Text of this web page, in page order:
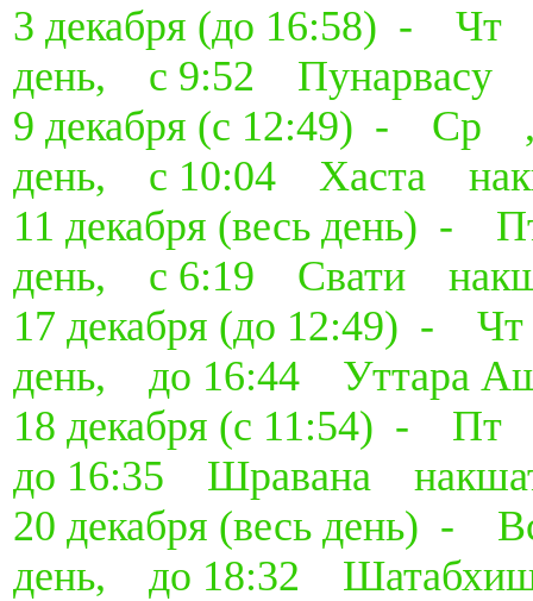
3 декабря (до 16:58) -
день, с 9:52 Пунарвасу
9 декабря (с 12:49) -
день, с 10:04 Хаста
11 декабря (весь день)
день, с 6:19 Свати
17 декабря (до 12:49) -
день, до 16:44 Уттара
18 декабря (с 11:54) -
до 16:35 Шравана
20 декабря (весь день)
день, до 18:32